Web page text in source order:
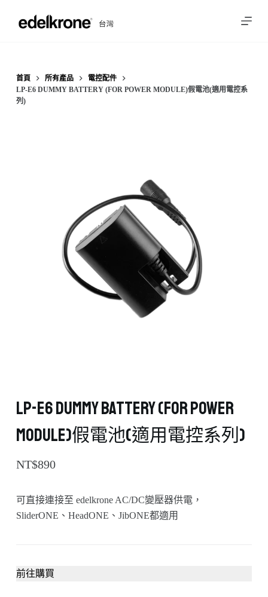
至
內
容
首頁 所有產品
電控配件
LP-E6 DUMMY BATTERY (FOR POWER MODULE)假電池(適用電控系
列)
LP-E6 Dummy Battery (for Power
Module)假電池(適用電控系列)
NT$890
可直接連接至 edelkrone AC/DC變壓器供電，
SliderONE、HeadONE、JibONE都適用
前往購買